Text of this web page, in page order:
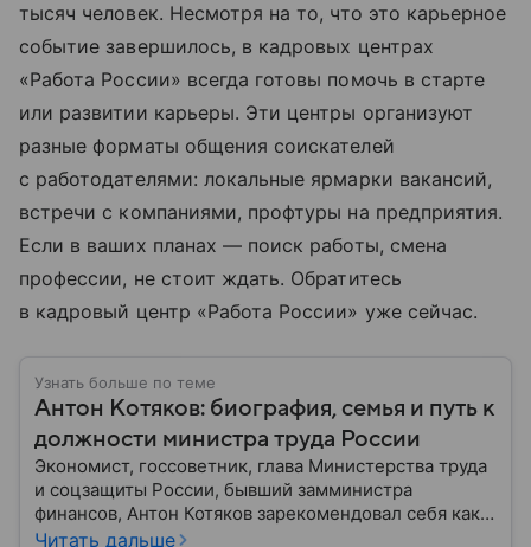
тысяч человек. Несмотря на то, что это карьерное
событие завершилось, в кадровых центрах
«Работа России» всегда готовы помочь в старте
или развитии карьеры. Эти центры организуют
разные форматы общения соискателей
с работодателями: локальные ярмарки вакансий,
встречи с компаниями, профтуры на предприятия.
Если в ваших планах — поиск работы, смена
профессии, не стоит ждать. Обратитесь
в кадровый центр «Работа России» уже сейчас.
Узнать больше по теме
Антон Котяков: биография, семья и путь к
должности министра труда России
Экономист, госсоветник, глава Министерства труда
и соцзащиты России, бывший замминистра
финансов, Антон Котяков зарекомендовал себя как
профессионал в области управления, успешно
Читать дальше